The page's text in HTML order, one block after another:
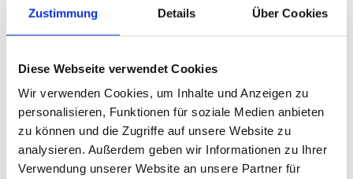
Zustimmung Details Über Cookies
Diese Webseite verwendet Cookies
Wir verwenden Cookies, um Inhalte und Anzeigen zu
personalisieren, Funktionen für soziale Medien anbieten
zu können und die Zugriffe auf unsere Website zu
analysieren. Außerdem geben wir Informationen zu Ihrer
Verwendung unserer Website an unsere Partner für
Fahnen aus hochwertigem Polyacryl-
mit handlichem Griff